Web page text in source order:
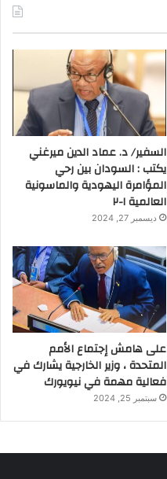
السفير/ د. عماد الدين ميرغني
يكتب : السودان بين رحي
المؤامرة اليهودية والماسونية
العالمية ١-٢
ديسمبر 27, 2024
على هامش إجتماع الأمم
المتحدة ، وزير الخارجية يشارك في
فعالية مهمة في نيويورك
سبتمبر 25, 2024